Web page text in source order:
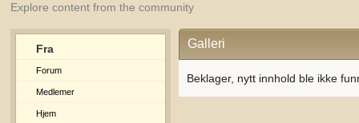
Explore content from the community
Fra
Forum
Medlemer
Hjem
Galleri
Beklager, nytt innhold ble ikke